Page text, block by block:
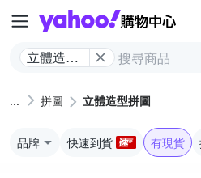
立體造型
拼圖 立體造型拼圖
品牌 快速到貨 有現貨